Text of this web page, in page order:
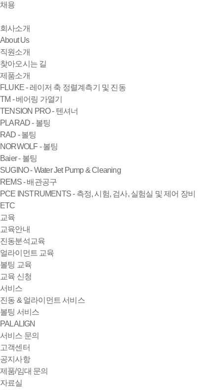
채용
회사소개
About Us
직원소개
찾아오시는 길
제품소개
FLUKE - 레이저 축 정렬계측기 및 진동
TM - 베어링 가열기
TENSION PRO - 텐셔너
PLARAD - 볼팅
RAD - 볼팅
NORWOLF - 볼팅
Baier - 볼팅
SUGINO - Water Jet Pump & Cleaning
REMS - 배관공구
PCE INSTRUMENTS - 측정, 시험, 검사, 실험실 및 제어 장비
ETC
교육
교육안내
진동분석교육
얼라이먼트 교육
볼팅 교육
교육 신청
서비스
진동 & 얼라이먼트 서비스
볼팅 서비스
PALALIGN
서비스 문의
고객센터
공지사항
제품/임대 문의
자료실